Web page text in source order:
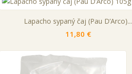
Lapacho sypaný čaj (Pau D’Arco)...
11,80 €